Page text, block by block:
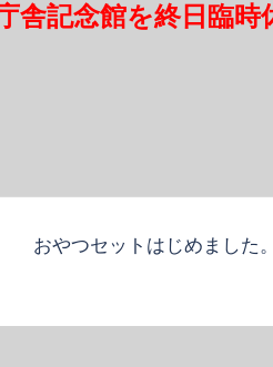
舎記念館を終日臨時
おやつセットはじめました。